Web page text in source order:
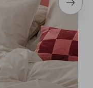
Nästa